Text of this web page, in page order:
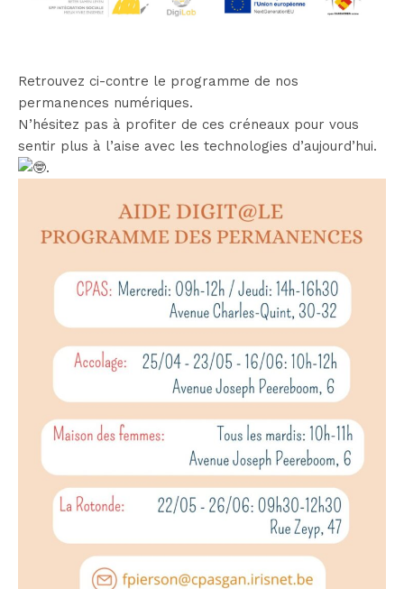
Retrouvez ci-contre le programme de nos
permanences numériques.
N’hésitez pas à profiter de ces créneaux pour vous
sentir plus à l’aise avec les technologies d’aujourd’hui.
.